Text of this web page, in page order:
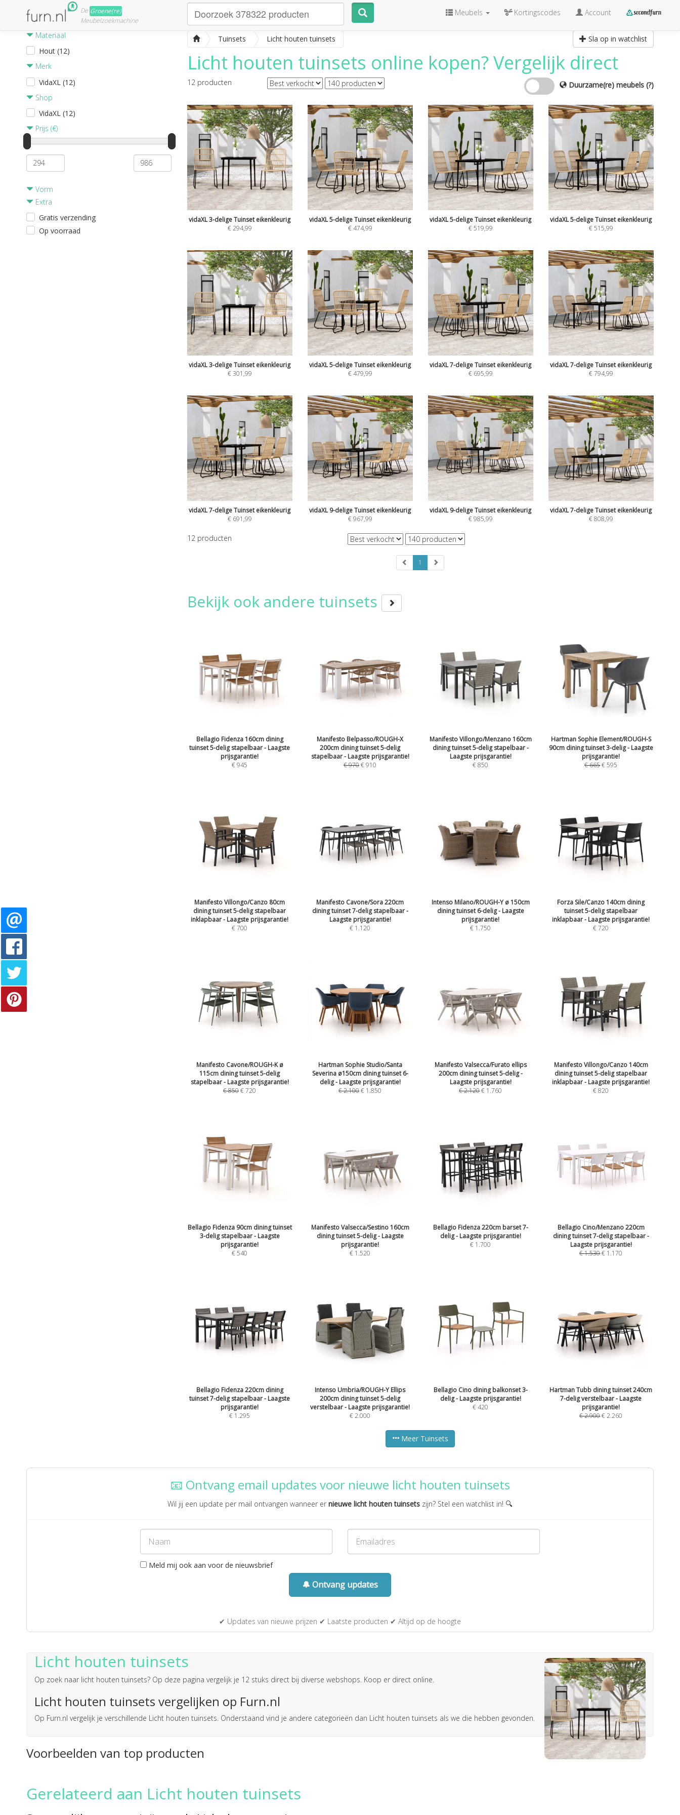
De Groene(re)
Meubelzoekmachine
Meubels Kortingscodes Account
Materiaal
Hout (12)
Merk
VidaXL (12)
Shop
VidaXL (12)
Prijs (€)
Vorm
Extra
Gratis verzending
Op voorraad
Tuinsets Licht houten tuinsets Sla op in watchlist
Licht houten tuinsets online kopen? Vergelijk direct
12producten Duurzame(re) meubels (?)
vidaXL 3-delige Tuinset eikenkleurig
€294,99
vidaXL 5-delige Tuinset eikenkleurig
€474,99
vidaXL 5-delige Tuinset eikenkleurig
€519,99
vidaXL 5-delige Tuinset eikenkleurig
€515,99
vidaXL 3-delige Tuinset eikenkleurig
€301,99
vidaXL 5-delige Tuinset eikenkleurig
€479,99
vidaXL 7-delige Tuinset eikenkleurig
€ 695,99
vidaXL 7-delige Tuinset eikenkleurig
€794,99
vidaXL 7-delige Tuinset eikenkleurig
€ 691,99
vidaXL 9-delige Tuinset eikenkleurig
€967,99
vidaXL 9-delige Tuinset eikenkleurig
€985,99
vidaXL 7-delige Tuinset eikenkleurig
€808,99
12producten
1
Bekijk ook andere tuinsets
Bellagio Fidenza 160cm dining
tuinset 5-delig stapelbaar - Laagste
prijsgarantie!
€945
Manifesto Belpasso/ROUGH-X
200cm dining tuinset 5-delig
stapelbaar - Laagste prijsgarantie!
€970€910
Manifesto Villongo/Menzano 160cm
dining tuinset 5-delig stapelbaar -
Laagste prijsgarantie!
€850
Hartman Sophie Element/ROUGH-S
90cm dining tuinset 3-delig - Laagste
prijsgarantie!
€665€595
Manifesto Villongo/Canzo 80cm
dining tuinset 5-delig stapelbaar
inklapbaar - Laagste prijsgarantie!
€700
Manifesto Cavone/Sora 220cm
dining tuinset 7-delig stapelbaar -
Laagste prijsgarantie!
€ 1.120
Intenso Milano/ROUGH-Y ø 150cm
dining tuinset 6-delig - Laagste
prijsgarantie!
€ 1.750
Forza Sile/Canzo 140cm dining
tuinset 5-delig stapelbaar
inklapbaar - Laagste prijsgarantie!
€720
Manifesto Cavone/ROUGH-K ø
115cm dining tuinset 5-delig
stapelbaar - Laagste prijsgarantie!
€850€720
Hartman Sophie Studio/Santa
Severina ø150cm dining tuinset 6-
delig - Laagste prijsgarantie!
€2.100€ 1.850
Manifesto Valsecca/Furato ellips
200cm dining tuinset 5-delig -
Laagste prijsgarantie!
€2.120€ 1.760
Manifesto Villongo/Canzo 140cm
dining tuinset 5-delig stapelbaar
inklapbaar - Laagste prijsgarantie!
€820
Bellagio Fidenza 90cm dining tuinset
3-delig stapelbaar - Laagste
prijsgarantie!
€540
Manifesto Valsecca/Sestino 160cm
dining tuinset 5-delig - Laagste
prijsgarantie!
€ 1.520
Bellagio Fidenza 220cm barset 7-
delig - Laagste prijsgarantie!
€ 1.700
Bellagio Cino/Menzano 220cm
dining tuinset 7-delig stapelbaar -
Laagste prijsgarantie!
€1.530€ 1.170
Bellagio Fidenza 220cm dining
tuinset 7-delig stapelbaar - Laagste
prijsgarantie!
€ 1.295
Intenso Umbria/ROUGH-Y Ellips
200cm dining tuinset 5-delig
verstelbaar - Laagste prijsgarantie!
€2.000
Bellagio Cino dining balkonset 3-
delig - Laagste prijsgarantie!
€420
Hartman Tubb dining tuinset 240cm
7-delig verstelbaar - Laagste
prijsgarantie!
€2.900€2.260
Meer Tuinsets
📧 Ontvang email updates voor nieuwe licht houten tuinsets
Wil jij een update per mail ontvangen wanneer er nieuwe licht houten tuinsets zijn? Stel een watchlist in! 🔍
Meld mij ook aan voor de nieuwsbrief
🔔 Ontvang updates
✔ Updates van nieuwe prijzen ✔ Laatste producten ✔ Altijd op de hoogte
Licht houten tuinsets
Op zoek naar licht houten tuinsets? Op deze pagina vergelijk je 12 stuks direct bij diverse webshops. Koop er direct online.
Licht houten tuinsets vergelijken op Furn.nl
Op Furn.nl vergelijk je verschillende Licht houten tuinsets. Onderstaand vind je andere categorieën dan Licht houten tuinsets als we die hebben gevonden.
Voorbeelden van top producten
Gerelateerd aan Licht houten tuinsets